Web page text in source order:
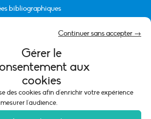
Gérer le
aux
cookies
des cookies afin d'enrichir votre expérience
l'audience.
Continuer sans accepter →
bibliographiques
(UE)